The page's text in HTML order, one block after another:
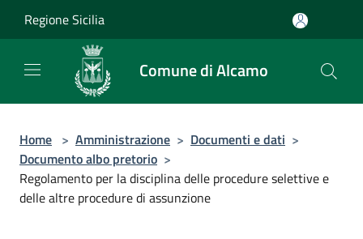
Regione Sicilia
Comune di Alcamo
Home > Amministrazione > Documenti e dati >
Documento albo pretorio >
Regolamento per la disciplina delle procedure selettive e
delle altre procedure di assunzione